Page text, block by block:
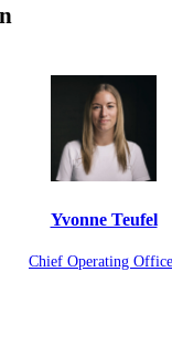
Yvonne Teufel
Chief Operating